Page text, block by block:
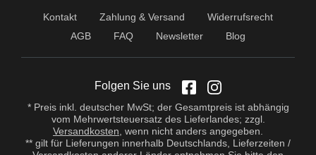
Kontakt Zahlung & Versand
Widerrufsrecht
AGB
FAQ Newsletter Blog
Folgen Sie uns
* Preis inkl. deutscher MwSt; der Gesamtpreis ist abhängig
vom Mehrwertsteuersatz des Lieferlandes; zzgl.
Versandkosten , wenn nicht anders angegeben.
** gilt für Lieferungen innerhalb Deutschlands, Lieferzeiten /